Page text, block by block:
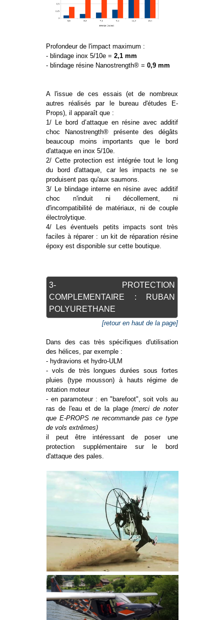
Profondeur de l'impact maximum :
- blindage inox 5/10e =2,1 mm
- blindage résine Nanostrength® =0,9 mm
A l'issue de ces essais (et de nombreux
autres réalisés par le bureau d'études E-
Props), il apparaît que :
1/ Le bord d’attaque en résine avec additif
choc Nanostrength® présente des dégâts
beaucoup moins importants que le bord
d'attaque en inox 5/10e.
2/ Cette protection est intégrée tout le long
du bord d'attaque, car les impacts ne se
produisent pas qu'aux saumons.
3/ Le blindage interne en résine avec additif
choc n'induit ni décollement, ni
d'incompatibilité de matériaux, ni de couple
électrolytique.
4/ Les éventuels petits impacts sont très
faciles à réparer : un kit de réparation résine
époxy est disponible sur cette boutique.
3- PROTECTION
COMPLEMENTAIRE : RUBAN
POLYURETHANE
[retour en haut de la page]
Dans des cas très spécifiques d'utilisation
des hélices, par exemple :
- hydravions et hydro-ULM
- vols de très longues durées sous fortes
pluies (type mousson) à hauts régime de
rotation moteur
- en paramoteur : en "barefoot", soit vols au
ras de l'eau et de la plage(merci de noter
que E-PROPS ne recommande pas ce type
de vols extrêmes)
il peut être intéressant de poser une
protection supplémentaire sur le bord
d'attaque des pales.